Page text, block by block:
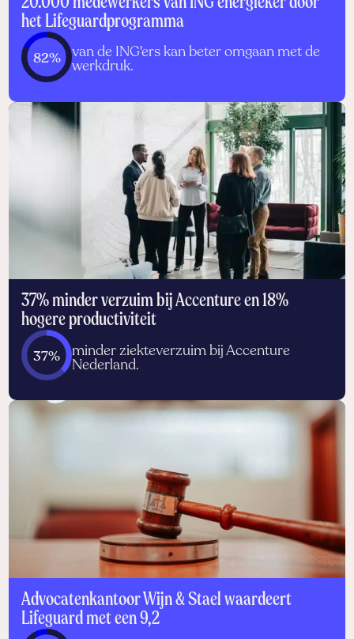
het Lifeguardprogramma
82%
van de ING'ers kan beter omgaan met de
werkdruk.
37% minder verzuim bij Accenture en 18%
hogere productiviteit
37%
minder ziekteverzuim bij Accenture
Nederland.
Advocatenkantoor Wijn & Stael waardeert
Lifeguard met een 9,2